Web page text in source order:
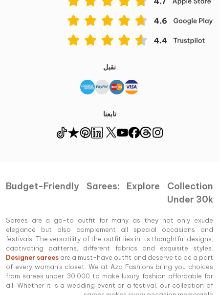
نقبل
تابعنا
Budget-Friendly Sarees: Explore Collection
Under 30k
Sarees are a go-to outfit for many as they not only exude
elegance but also complement all special occasions and
festivals. The versatility of the outfit lies in its thoughtful designs,
captivating patterns, different fabrics and exquisite styles.
Designer sarees are a must-have outfit and deserve to be a part
of every woman's closet. We at Aza Fashions bring you choices
from sarees under 30,000 to make luxury fashion affordable for
all. Whether it is a wedding event or a festival, our collection of